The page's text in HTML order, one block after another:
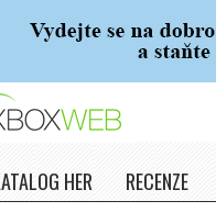
HER RECENZE